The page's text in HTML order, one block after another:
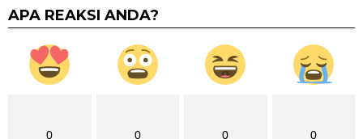
APA REAKSI ANDA?
0 0 0 0